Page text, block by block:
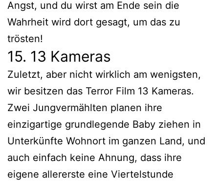
Angst, und du wirst am Ende sein die
Wahrheit wird dort gesagt, um das zu
trösten!
15. 13 Kameras
Zuletzt, aber nicht wirklich am wenigsten,
wir besitzen das Terror Film 13 Kameras.
Zwei Jungvermählten planen ihre
einzigartige grundlegende Baby ziehen in
Unterkünfte Wohnort im ganzen Land, und
auch einfach keine Ahnung, dass ihre
eigene allererste eine Viertelstunde